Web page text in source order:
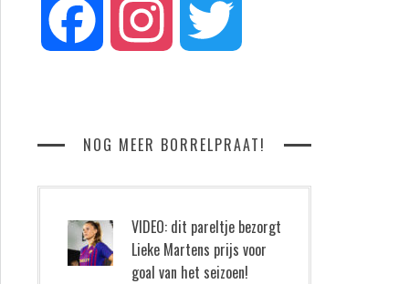
Facebook Instagram
NOG MEER BORRELPRAAT!
VIDEO: dit pareltje bezorgt
Lieke Martens prijs voor
goal van het seizoen!